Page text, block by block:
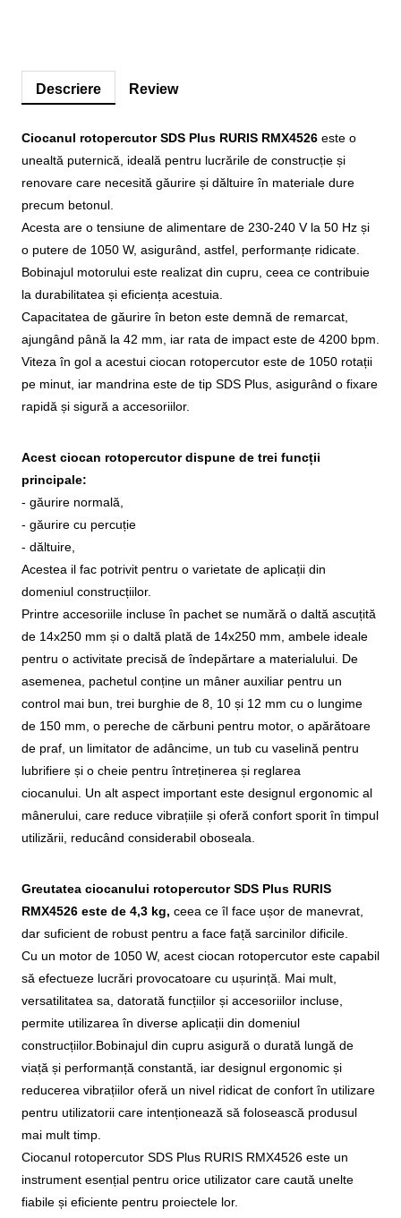
Descriere Review
Ciocanul rotopercutor SDS Plus RURIS RMX4526 este o
unealtă puternică, ideală pentru lucrările de construcție și
renovare care necesită găurire și dăltuire în materiale dure
precum betonul.
Acesta are o tensiune de alimentare de 230-240 V la 50 Hz și
o putere de 1050 W, asigurând, astfel, performanțe ridicate.
Bobinajul motorului este realizat din cupru, ceea ce contribuie
la durabilitatea și eficiența acestuia.
Capacitatea de găurire în beton este demnă de remarcat,
ajungând până la 42 mm, iar rata de impact este de 4200 bpm.
Viteza în gol a acestui ciocan rotopercutor este de 1050 rotații
pe minut, iar mandrina este de tip SDS Plus, asigurând o fixare
rapidă și sigură a accesoriilor.
Acest ciocan rotopercutor dispune de trei funcții
principale:
- găurire normală,
- găurire cu percuție
- dăltuire,
Acestea il fac potrivit pentru o varietate de aplicații din
domeniul construcțiilor.
Printre accesoriile incluse în pachet se numără o daltă ascuțită
de 14x250 mm și o daltă plată de 14x250 mm, ambele ideale
pentru o activitate precisă de îndepărtare a materialului. De
asemenea, pachetul conține un mâner auxiliar pentru un
control mai bun, trei burghie de 8, 10 și 12 mm cu o lungime
de 150 mm, o pereche de cărbuni pentru motor, o apărătoare
de praf, un limitator de adâncime, un tub cu vaselină pentru
lubrifiere și o cheie pentru întreținerea și reglarea
ciocanului. Un alt aspect important este designul ergonomic al
mânerului, care reduce vibrațiile și oferă confort sporit în timpul
utilizării, reducând considerabil oboseala.
Greutatea ciocanului rotopercutor SDS Plus RURIS
RMX4526 este de 4,3 kg, ceea ce îl face ușor de manevrat,
dar suficient de robust pentru a face față sarcinilor dificile.
Cu un motor de 1050 W, acest ciocan rotopercutor este capabil
să efectueze lucrări provocatoare cu ușurință. Mai mult,
versatilitatea sa, datorată funcțiilor și accesoriilor incluse,
permite utilizarea în diverse aplicații din domeniul
construcțiilor. Bobinajul din cupru asigură o durată lungă de
viață și performanță constantă, iar designul ergonomic și
reducerea vibrațiilor oferă un nivel ridicat de confort în utilizare
pentru utilizatorii care intenționează să folosească produsul
mai mult timp.
Ciocanul rotopercutor SDS Plus RURIS RMX4526 este un
instrument esențial pentru orice utilizator care caută unelte
fiabile și eficiente pentru proiectele lor.